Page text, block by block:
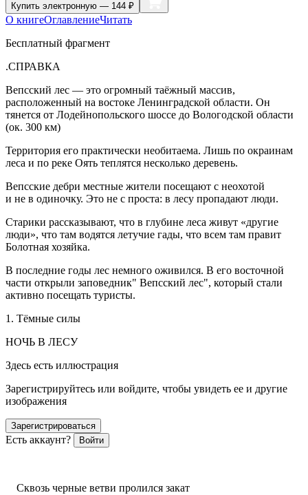
Купить электронную — 144 ₽
О книгеОглавлениеЧитать
Бесплатный фрагмент
.СПРАВКА
Вепсский лес — это огромный таёжный массив,
расположенный на востоке Ленинградской области. Он
тянется от Лодейнопольского шоссе до Вологодской области
(ок. 300 км)
Территория его практически необитаема. Лишь по окраинам
леса и по реке Оять теплятся несколько деревень.
Вепсские дебри местные жители посещают с неохотой
и не в одиночку. Это не с проста: в лесу пропадают люди.
Старики рассказывают, что в глубине леса живут «другие
люди», что там водятся летучие гады, что всем там правит
Болотная хозяйка.
В последние годы лес немного оживился. В его восточной
части открыли заповедник" Вепсский лес", который стали
активно посещать туристы.
1. Тёмные силы
НОЧЬ В ЛЕСУ
Здесь есть иллюстрация
Зарегистрируйтесь или войдите, чтобы увидеть ее и другие
изображения
Зарегистрироваться
Есть аккаунт? Войти
Сквозь черные ветви пролился закат